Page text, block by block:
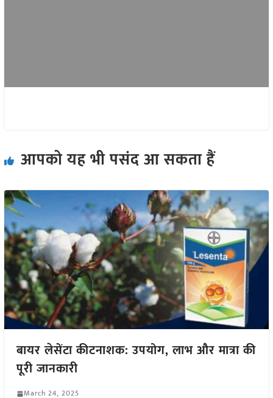
आपको यह भी पसंद आ सकता हैं
बायर लेसेंटा कीटनाशक: उपयोग, लाभ और मात्रा की
पूरी जानकारी
March 24, 2025